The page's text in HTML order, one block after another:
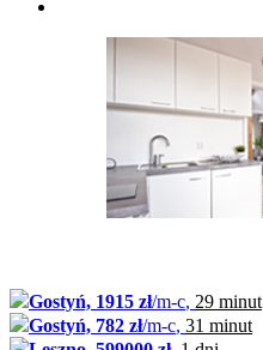
Gostyń, 1915 zł/m-c, 29 minut
Gostyń, 782 zł/m-c, 31 minut